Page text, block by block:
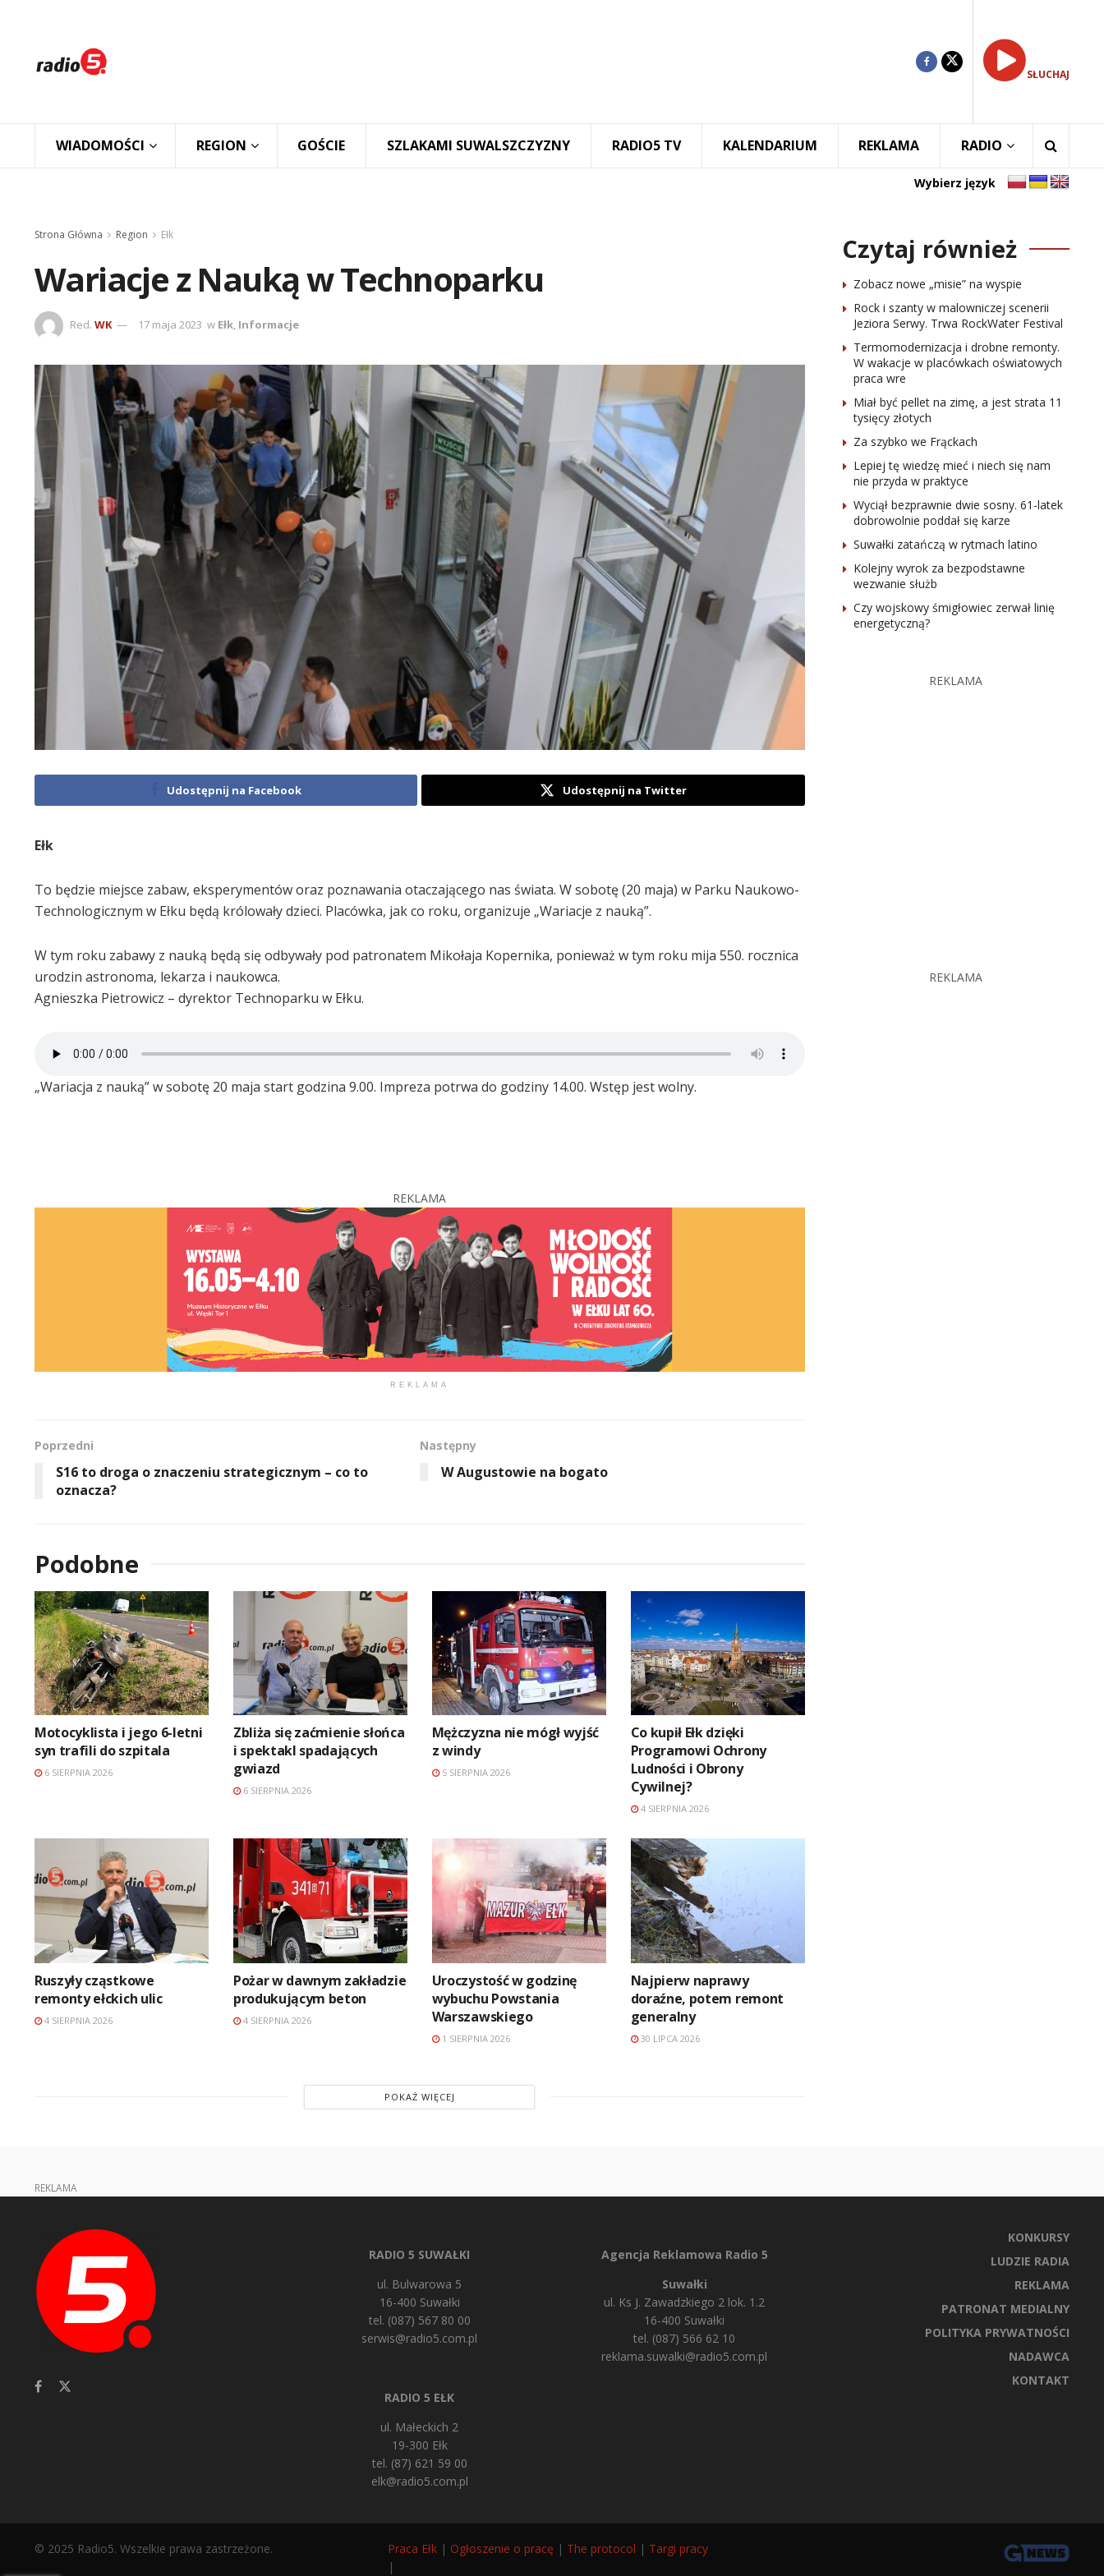
SŁUCHAJ
WIADOMOŚCI REGION GOŚCIE SZLAKAMI SUWALSZCZYZNY RADIO5 TV KALENDARIUM REKLAMA RADIO
Wybierz język
Strona Główna Region Ełk
Wariacje z Nauką w Technoparku
Red. WK 17 maja 2023 w Ełk, Informacje
Udostępnij na Facebook Udostępnij na Twitter
Ełk
To będzie miejsce zabaw, eksperymentów oraz poznawania otaczającego nas świata. W sobotę (20 maja) w Parku Naukowo-
Technologicznym w Ełku będą królowały dzieci. Placówka, jak co roku, organizuje „Wariacje z nauką”.
W tym roku zabawy z nauką będą się odbywały pod patronatem Mikołaja Kopernika, ponieważ w tym roku mija 550. rocznica
urodzin astronoma, lekarza i naukowca.
Agnieszka Pietrowicz – dyrektor Technoparku w Ełku.
„Wariacja z nauką” w sobotę 20 maja start godzina 9.00. Impreza potrwa do godziny 14.00. Wstęp jest wolny.
REKLAMA
REKLAMA
Poprzedni
S16 to droga o znaczeniu strategicznym – co to
oznacza?
Następny
W Augustowie na bogato
Podobne
Motocyklista i jego 6-letni
syn trafili do szpitala
6 SIERPNIA 2026
Zbliża się zaćmienie słońca
i spektakl spadających
gwiazd
6 SIERPNIA 2026
Mężczyzna nie mógł wyjść
z windy
5 SIERPNIA 2026
Co kupił Ełk dzięki
Programowi Ochrony
Ludności i Obrony
Cywilnej?
4 SIERPNIA 2026
Ruszyły cząstkowe
remonty ełckich ulic
4 SIERPNIA 2026
Pożar w dawnym zakładzie
produkującym beton
4 SIERPNIA 2026
Uroczystość w godzinę
wybuchu Powstania
Warszawskiego
1 SIERPNIA 2026
Najpierw naprawy
doraźne, potem remont
generalny
30 LIPCA 2026
POKAŻ WIĘCEJ
Czytaj również
Zobacz nowe „misie” na wyspie
Rock i szanty w malowniczej scenerii
Jeziora Serwy. Trwa RockWater Festival
Termomodernizacja i drobne remonty.
W wakacje w placówkach oświatowych
praca wre
Miał być pellet na zimę, a jest strata 11
tysięcy złotych
Za szybko we Frąckach
Lepiej tę wiedzę mieć i niech się nam
nie przyda w praktyce
Wyciął bezprawnie dwie sosny. 61-latek
dobrowolnie poddał się karze
Suwałki zatańczą w rytmach latino
Kolejny wyrok za bezpodstawne
wezwanie służb
Czy wojskowy śmigłowiec zerwał linię
energetyczną?
REKLAMA
REKLAMA
REKLAMA
RADIO 5 SUWAŁKI
ul. Bulwarowa 5
16-400 Suwałki
tel. (087) 567 80 00
serwis@radio5.com.pl
RADIO 5 EŁK
ul. Małeckich 2
19-300 Ełk
tel. (87) 621 59 00
elk@radio5.com.pl
Agencja Reklamowa Radio 5
Suwałki
ul. Ks J. Zawadzkiego 2 lok. 1.2
16-400 Suwałki
tel. (087) 566 62 10
reklama.suwalki@radio5.com.pl
KONKURSY
LUDZIE RADIA
REKLAMA
PATRONAT MEDIALNY
POLITYKA PRYWATNOŚCI
NADAWCA
KONTAKT
© 2025 Radio5. Wszelkie prawa zastrzeżone. Praca Ełk | Ogłoszenie o pracę | The protocol | Targi pracy
|